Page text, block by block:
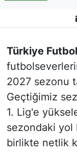
Türkiye
2027 sezonu
Geçtiğimiz
1. Lig'e
sezondaki yol
birlikte netlik